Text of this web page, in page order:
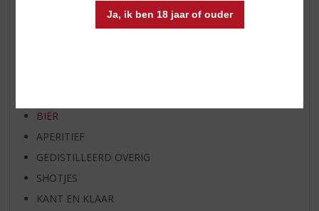
Ja, ik ben 18 jaar of ouder
BIER VAN DE MAAND
SPIRIT VAN DE MAAND
BIER
APERITIEF
GEDISTILLEERD OVERIG
SHOTJES
KANT EN KLAAR